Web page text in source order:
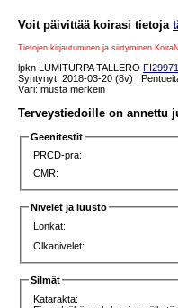
Voit päivittää koirasi tietoja
Tietojen kirjautuminen ja siirtyminen
lpkn LUMITURPA TALLERO
Syntynyt: 2018-03-20 (8v)
Väri: musta merkein
Terveystiedoille on annettu
Geenitestit
PRCD-pra:
CMR:
Nivelet ja luusto
Lonkat:
Olkanivelet:
Silmät
Katarakta: